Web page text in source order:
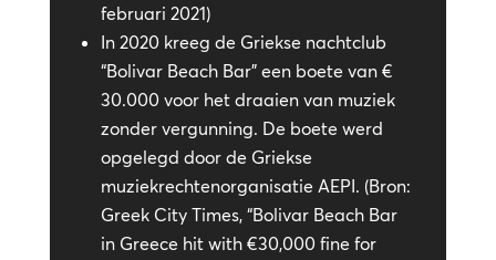
februari 2021)
In 2020 kreeg de Griekse nachtclub
“Bolivar Beach Bar” een boete van €
30.000 voor het draaien van muziek
zonder vergunning. De boete werd
opgelegd door de Griekse
muziekrechtenorganisatie AEPI. (Bron:
Greek City Times, “Bolivar Beach Bar
in Greece hit with €30,000 fine for